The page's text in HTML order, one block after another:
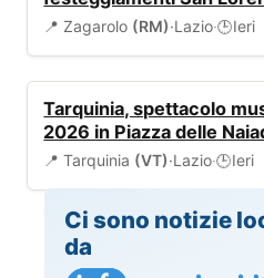
📍 Zagarolo (RM)·Lazio·🕒Ieri
Tarquinia, spettacolo
2026 in Piazza delle
📍 Tarquinia (VT)·Lazio·🕒Ieri
Ci sono notizie
da